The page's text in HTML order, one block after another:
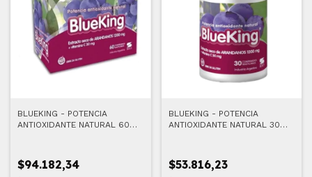
BLUEKING - POTENCIA
ANTIOXIDANTE NATURAL 60
$94.182,34
BLUEKING - POTENCIA
ANTIOXIDANTE NATURAL 30
$53.816,23